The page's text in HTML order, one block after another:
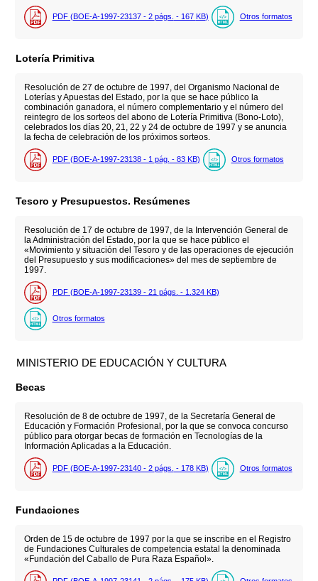
PDF (BOE-A-1997-23137 - 2 págs. - 167 KB) Otros formatos
Lotería Primitiva
Resolución de 27 de octubre de 1997, del Organismo Nacional de
Loterías y Apuestas del Estado, por la que se hace público la
combinación ganadora, el número complementario y el número del
reintegro de los sorteos del abono de Lotería Primitiva (Bono-Loto),
celebrados los días 20, 21, 22 y 24 de octubre de 1997 y se anuncia
la fecha de celebración de los próximos sorteos.
PDF (BOE-A-1997-23138 - 1 pág. - 83 KB) Otros formatos
Tesoro y Presupuestos. Resúmenes
Resolución de 17 de octubre de 1997, de la Intervención General de
la Administración del Estado, por la que se hace público el
«Movimiento y situación del Tesoro y de las operaciones de ejecución
del Presupuesto y sus modificaciones» del mes de septiembre de
1997.
PDF (BOE-A-1997-23139 - 21 págs. - 1.324 KB)
Otros formatos
MINISTERIO DE EDUCACIÓN Y CULTURA
Becas
Resolución de 8 de octubre de 1997, de la Secretaría General de
Educación y Formación Profesional, por la que se convoca concurso
público para otorgar becas de formación en Tecnologías de la
Información Aplicadas a la Educación.
PDF (BOE-A-1997-23140 - 2 págs. - 178 KB) Otros formatos
Fundaciones
Orden de 15 de octubre de 1997 por la que se inscribe en el Registro
de Fundaciones Culturales de competencia estatal la denominada
«Fundación del Caballo de Pura Raza Español».